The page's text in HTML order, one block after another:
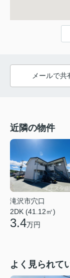
メールで共
近隣の物件
滝沢市穴口
2DK (41.12㎡)
3.4万円
よく見られて